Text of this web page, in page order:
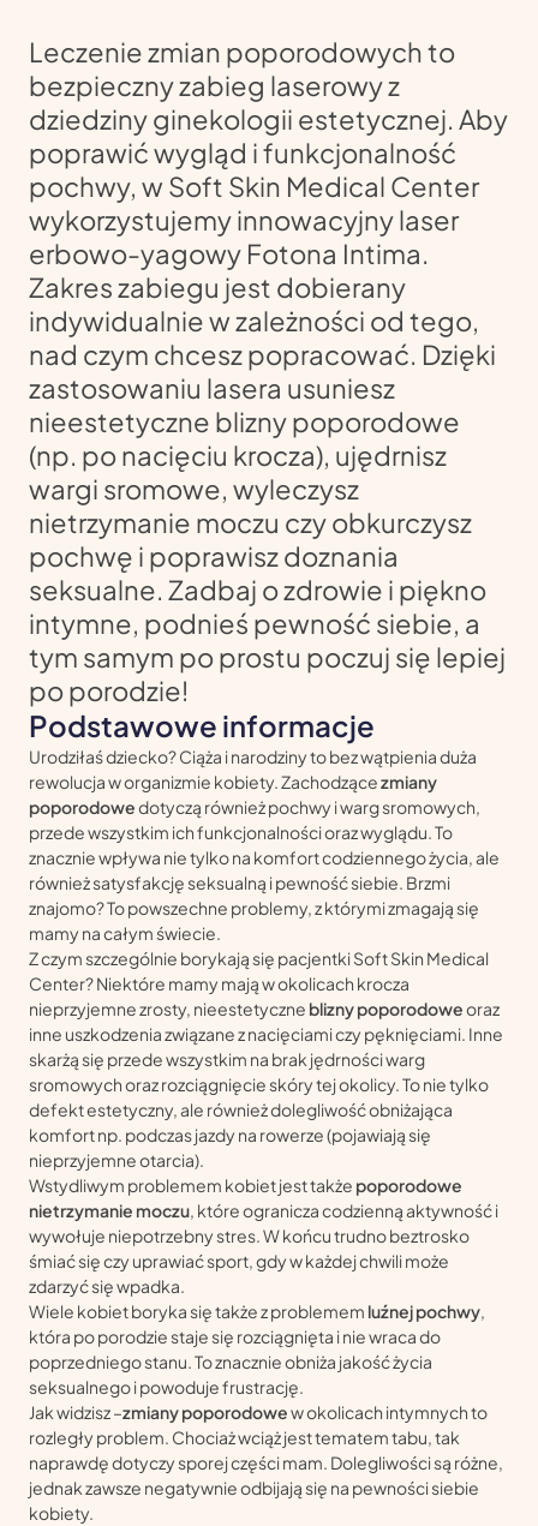
Leczenie zmian poporodowych to
bezpieczny zabieg laserowy z
dziedziny ginekologii estetycznej. Aby
poprawić wygląd i funkcjonalność
pochwy, w Soft Skin Medical Center
wykorzystujemy innowacyjny laser
erbowo-yagowy Fotona Intima.
Zakres zabiegu jest dobierany
indywidualnie w zależności od tego,
nad czym chcesz popracować. Dzięki
zastosowaniu lasera usuniesz
nieestetyczne blizny poporodowe
(np. po nacięciu krocza), ujędrnisz
wargi sromowe, wyleczysz
nietrzymanie moczu czy obkurczysz
pochwę i poprawisz doznania
seksualne. Zadbaj o zdrowie i piękno
intymne, podnieś pewność siebie, a
tym samym po prostu poczuj się lepiej
po porodzie!
Podstawowe informacje
Urodziłaś dziecko? Ciąża i narodziny to bez wątpienia duża
rewolucja w organizmie kobiety. Zachodzącezmiany
poporodowedotyczą również pochwy i warg sromowych,
przede wszystkim ich funkcjonalności oraz wyglądu. To
znacznie wpływa nie tylko na komfort codziennego życia, ale
również satysfakcję seksualną i pewność siebie. Brzmi
znajomo? To powszechne problemy, z którymi zmagają się
mamy na całym świecie.
Z czym szczególnie borykają się pacjentki Soft Skin Medical
Center? Niektóre mamy mają w okolicach krocza
nieprzyjemne zrosty, nieestetyczne blizny poporodoweoraz
inne uszkodzenia związane z nacięciami czy pęknięciami. Inne
skarżą się przede wszystkim na brak jędrności warg
sromowych oraz rozciągnięcie skóry tej okolicy. To nie tylko
defekt estetyczny, ale również dolegliwość obniżająca
komfort np. podczas jazdy na rowerze (pojawiają się
nieprzyjemne otarcia).
Wstydliwym problemem kobiet jest także poporodowe
nietrzymanie moczu, które ogranicza codzienną aktywność i
wywołuje niepotrzebny stres. W końcu trudno beztrosko
śmiać się czy uprawiać sport, gdy w każdej chwili może
zdarzyć się wpadka.
Wiele kobiet boryka się także z problemem luźnej pochwy,
która po porodzie staje się rozciągnięta i nie wraca do
poprzedniego stanu. To znacznie obniża jakość życia
seksualnego i powoduje frustrację.
Jak widzisz –zmiany poporodowew okolicach intymnych to
rozległy problem. Chociaż wciąż jest tematem tabu, tak
naprawdę dotyczy sporej części mam. Dolegliwości są różne,
jednak zawsze negatywnie odbijają się na pewności siebie
kobiety.